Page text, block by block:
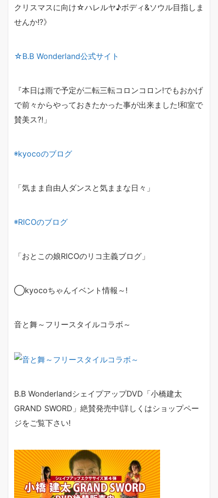
クリスマスに向け☆ハレルヤ♪ボディ&ソウル目指しま
せんか!?》
☆B.B Wonderland公式サイト
『本日は雨で予定が二転三転コロンコロン!でもおかげ
で前々からやっておきたかった事が出来ました!和室で
賛美ス?!」
◉kyocoのブログ
「気まま自由人ダンスと気ままな日々」
◉RICOのブログ
「おとこの娘RICOのリコ主義ブログ」
◯kyocoちゃんイベント情報～ !
音と舞～フリースタイルコラボ～
B.B WonderlandシェイプアップDVD 「小橋建太
GRAND SWORD 」絶賛発売中!詳しくはショップペー
ジをご覧下さい!